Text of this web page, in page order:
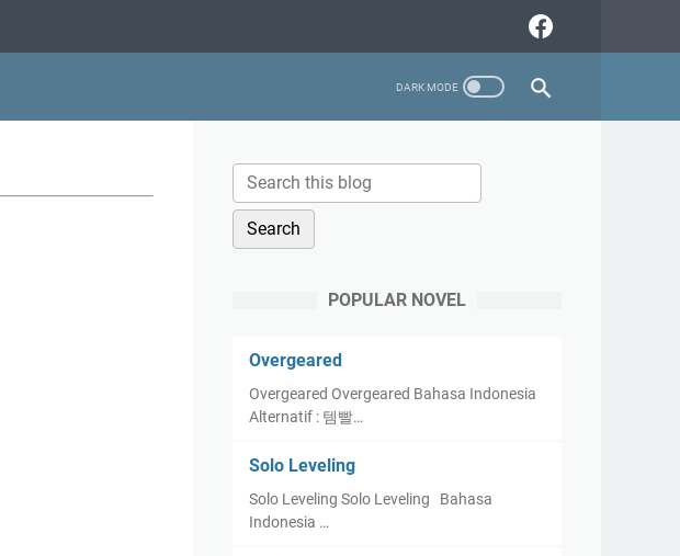
POPULAR NOVEL
Overgeared
Overgeared Overgeared Bahasa Indonesia
Alternatif : 템빨…
Solo Leveling
Solo Leveling Solo Leveling Bahasa
Indonesia …